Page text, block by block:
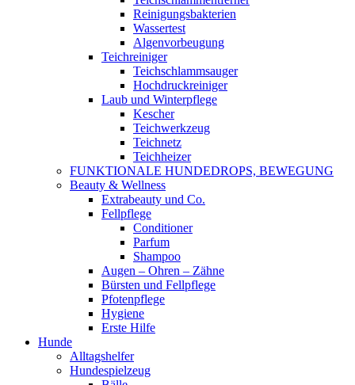
Reinigungsbakterien
Wassertest
Algenvorbeugung
Teichreiniger
Teichschlammsauger
Hochdruckreiniger
Laub und Winterpflege
Kescher
Teichwerkzeug
Teichnetz
Teichheizer
FUNKTIONALE HUNDEDROPS, BEWEGUNG
Beauty & Wellness
Extrabeauty und Co.
Fellpflege
Conditioner
Parfum
Shampoo
Augen – Ohren – Zähne
Bürsten und Fellpflege
Pfotenpflege
Hygiene
Erste Hilfe
Hunde
Alltagshelfer
Hundespielzeug